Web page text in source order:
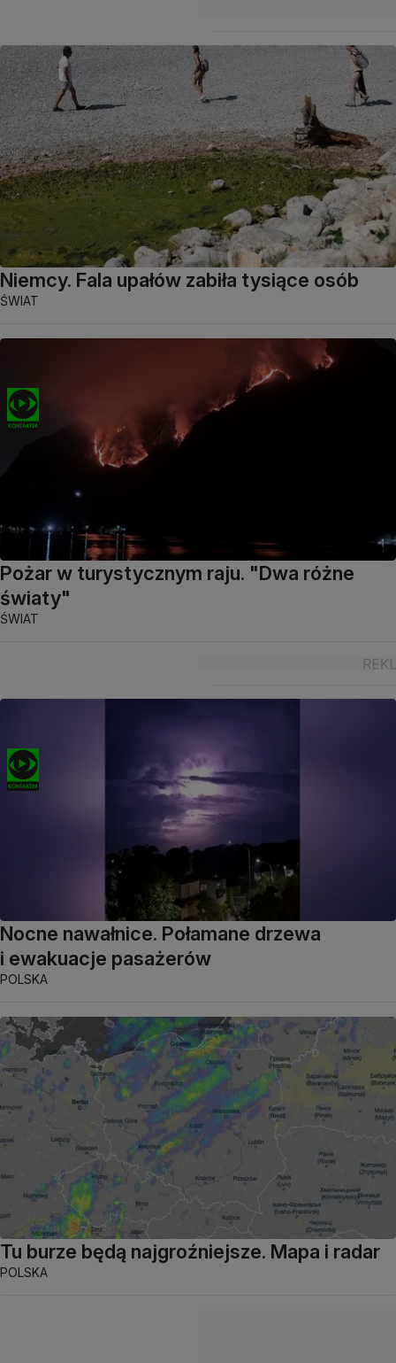
Niemcy. Fala upałów zabiła tysiące osób
ŚWIAT
Pożar w turystycznym raju. "Dwa różne
światy"
ŚWIAT
Nocne nawałnice. Połamane drzewa
i ewakuacje pasażerów
POLSKA
Tu burze będą najgroźniejsze. Mapa i radar
POLSKA